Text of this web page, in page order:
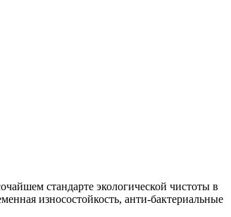
стандарте экологической чистоты в
износостойкость, анти-бактериальные